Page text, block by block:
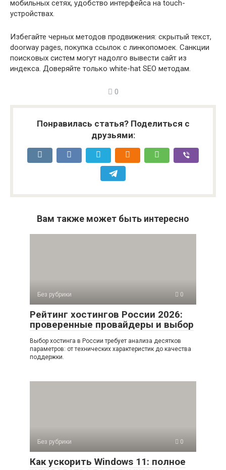
мобильных сетях, удобство интерфейса на touch-
устройствах.
Избегайте черных методов продвижения: скрытый текст,
doorway pages, покупка ссылок с линкопомоек. Санкции
поисковых систем могут надолго вывести сайт из
индекса. Доверяйте только white-hat SEO методам.
0
Понравилась статья? Поделиться с
друзьями:
Вам также может быть интересно
Без рубрики 0
Рейтинг хостингов России 2026:
проверенные провайдеры и выбор
Выбор хостинга в России требует анализа десятков
параметров: от технических характеристик до качества
поддержки.
Без рубрики 0
Как ускорить Windows 11: полное